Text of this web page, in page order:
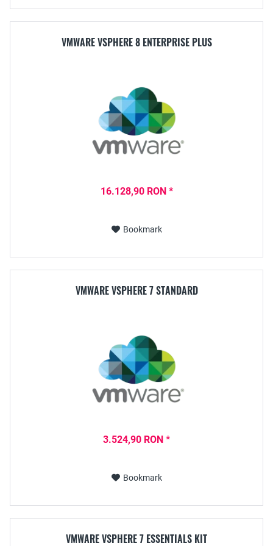
VMWARE VSPHERE 8 ENTERPRISE PLUS
16.128,90 RON *
Bookmark
VMWARE VSPHERE 7 STANDARD
3.524,90 RON *
Bookmark
VMWARE VSPHERE 7 ESSENTIALS KIT